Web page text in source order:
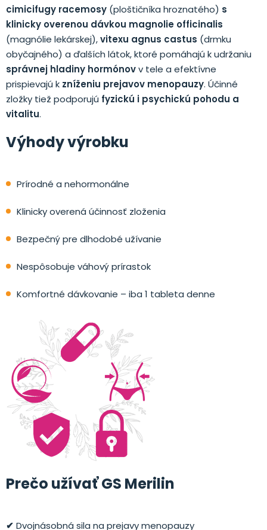
cimicifugy racemosy (ploštičníka hroznatého) s
klinicky overenou dávkou magnolie officinalis
(magnólie lekárskej),vitexu agnus castus (drmku
obyčajného) a ďalších látok, ktoré pomáhajú k udržaniu
správnej hladiny hormónovv tele a efektívne
prispievajú k zníženiu prejavov menopauzy. Účinné
zložky tiež podporujú fyzickú i psychickú pohodu a
vitalitu.
Výhody výrobku
Prírodné a nehormonálne
Klinicky overená účinnosť zloženia
Bezpečný pre dlhodobé užívanie
Nespôsobuje váhový prírastok
Komfortné dávkovanie – iba 1 tableta denne
Prečo užívať GS Merilin
✔ Dvojnásobná sila na prejavy menopauzy